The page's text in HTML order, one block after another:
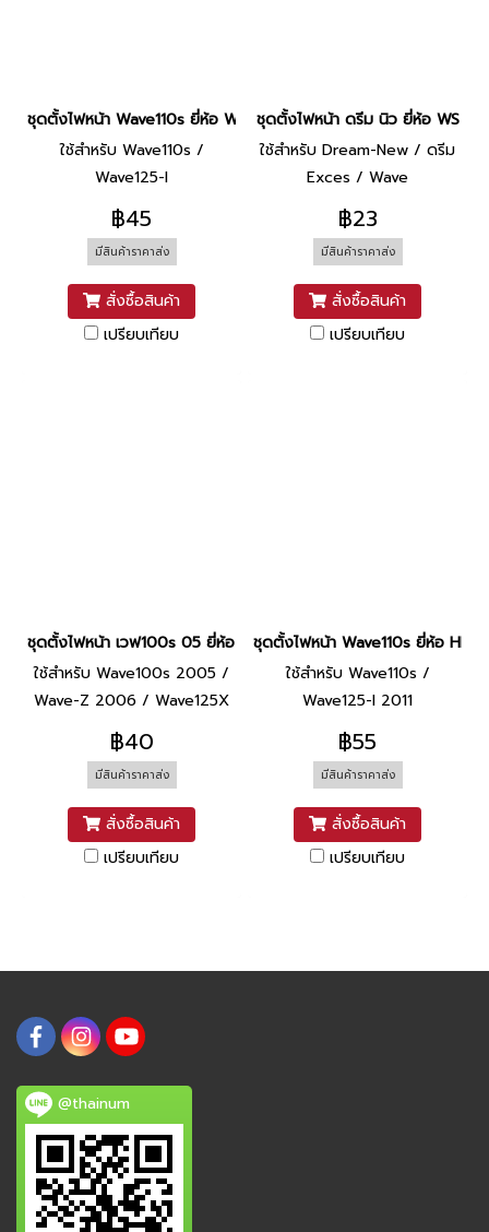
ชุดตั้งไฟหน้า Wave110s ยี่ห้อ WS
ใช้สำหรับ Wave110s /
Wave125-I
฿45
มีสินค้าราคาส่ง
สั่งซื้อสินค้า
เปรียบเทียบ
ชุดตั้งไฟหน้า ดรีม นิว ยี่ห้อ WS
ใช้สำหรับ Dream-New / ดรีม
Exces / Wave
฿23
มีสินค้าราคาส่ง
สั่งซื้อสินค้า
เปรียบเทียบ
ชุดตั้งไฟหน้า เวฟ100s 05 ยี่ห้อ WS
ใช้สำหรับ Wave100s 2005 /
Wave-Z 2006 / Wave125X
อุปกรณ์ตั้งไฟหน้า
฿40
มีสินค้าราคาส่ง
สั่งซื้อสินค้า
เปรียบเทียบ
ชุดตั้งไฟหน้า Wave110s ยี่ห้อ HMA
ใช้สำหรับ Wave110s /
Wave125-I 2011
฿55
มีสินค้าราคาส่ง
สั่งซื้อสินค้า
เปรียบเทียบ
@thainum